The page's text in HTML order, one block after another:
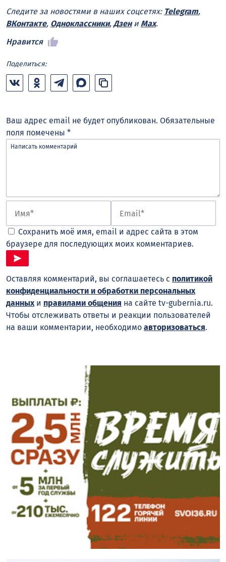
Следите за новостями в наших соцсетях: Telegram,
ВКонтакте, Одноклассники, Дзени Max.
Нравится
Поделиться:
Ваш адрес email не будет опубликован. Обязательные
поля помечены *
Сохранить моё имя, email и адрес сайта в этом
браузере для последующих моих комментариев.
Оставляя комментарий, вы соглашаетесь с политикой
конфиденциальности и обработки персональных
данныхи правилами общения на сайте tv-gubernia.ru.
Чтобы отслеживать ответы и реакции пользователей
на ваши комментарии, необходимо авторизоваться.